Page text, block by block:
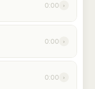
0:00 ›
0:00 ›
0:00 ›